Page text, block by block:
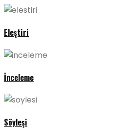
Eleştiri
İnceleme
Söyleşi